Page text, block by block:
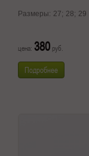
Размеры: 27; 28; 29
цена: 380 руб.
Подробнее